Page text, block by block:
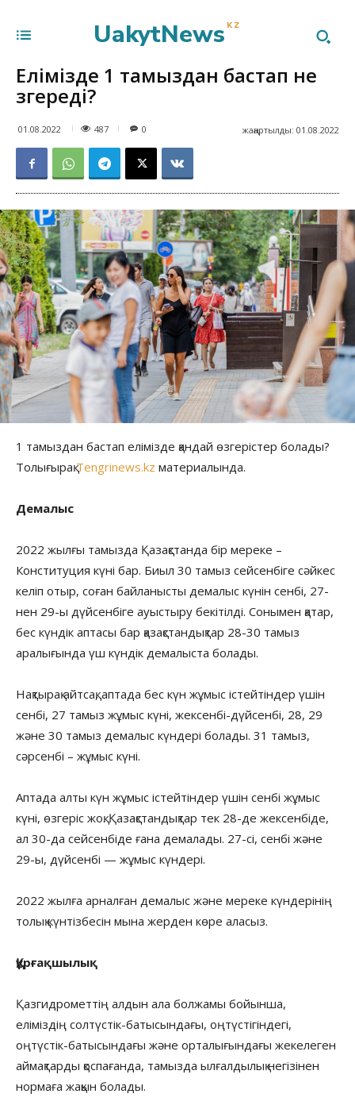
UakytNews KZ
Елімізде 1 тамыздан бастап не
өзгереді?
01.08.2022 487 жаңартылды: 01.08.2022
0
1 тамыздан бастап елімізде қандай өзгерістер болады?
ТолығырақTengrinews.kz материалында.
Демалыс
2022 жылғы тамызда Қазақстанда бір мереке –
Конституция күні бар. Биыл 30 тамыз сейсенбіге сәйкес
келіп отыр, соған байланысты демалыс күнін сенбі, 27-
нен 29-ы дүйсенбіге ауыстыру бекітілді. Сонымен қатар,
бес күндік аптасы бар қазақстандықтар 28-30 тамыз
аралығында үш күндік демалыста болады.
Нақтырақ айтсақ, аптада бес күн жұмыс істейтіндер үшін
сенбі, 27 тамыз жұмыс күні, жексенбі-дүйсенбі, 28, 29
және 30 тамыз демалыс күндері болады. 31 тамыз,
сәрсенбі – жұмыс күні.
Аптада алты күн жұмыс істейтіндер үшін сенбі жұмыс
күні, өзгеріс жоқ. Қазақстандықтар тек 28-де жексенбіде,
ал 30-да сейсенбіде ғана демалады. 27-сі, сенбі және
29-ы, дүйсенбі — жұмыс күндері.
2022 жылға арналған демалыс және мереке күндерінің
толық күнтізбесін мына жерден көре аласыз.
Құрғақшылық
Қазгидрометтің алдын ала болжамы бойынша,
еліміздің солтүстік-батысындағы, оңтүстігіндегі,
оңтүстік-батысындағы және орталығындағы жекелеген
аймақтарды қоспағанда, тамызда ылғалдылық негізінен
нормаға жақын болады.